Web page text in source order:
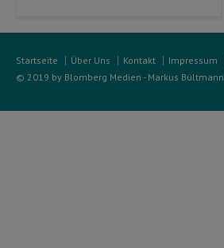
Startseite Über Uns Kontakt Impressum
© 2019 by Blomberg Medien - Markus Bültmann